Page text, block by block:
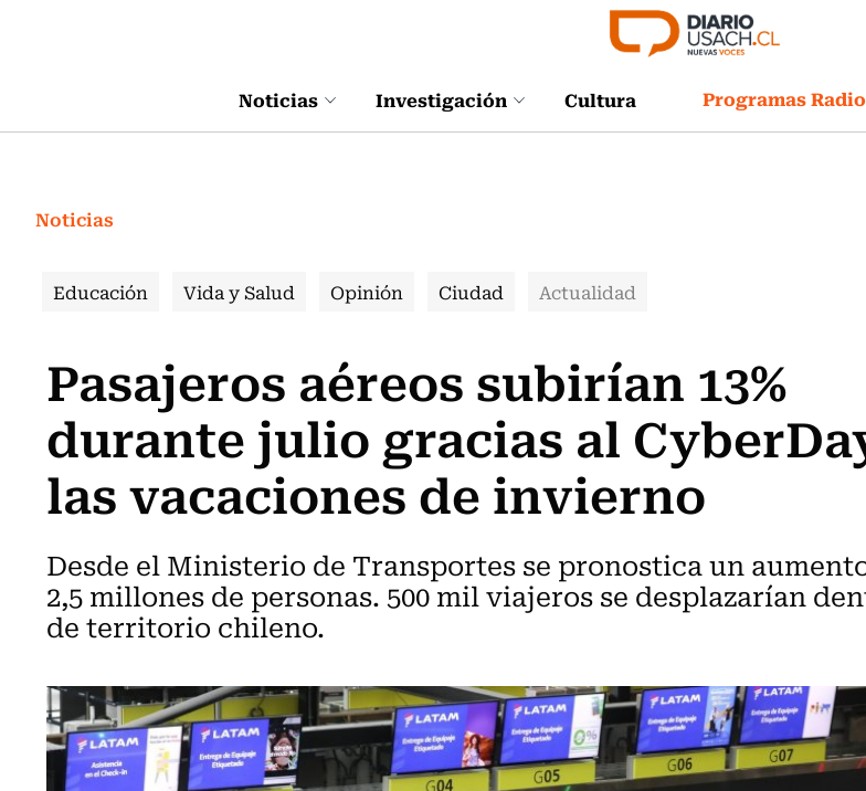
Noticias Investigación Cultura Programas
Noticias
Educación Vida y Salud Opinión Ciudad Actualidad
Pasajeros aéreos subirían 13%
durante julio gracias al
las vacaciones de invierno
Desde el Ministerio de Transportes se pronostica un
2,5 millones de personas. 500 mil viajeros se desplazarían
de territorio chileno.